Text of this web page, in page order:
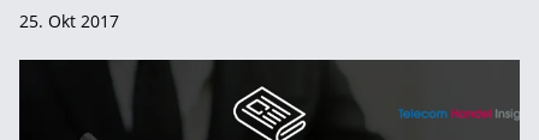
25. Okt 2017